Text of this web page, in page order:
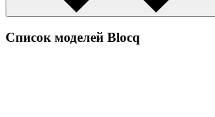
Список моделей Blocq